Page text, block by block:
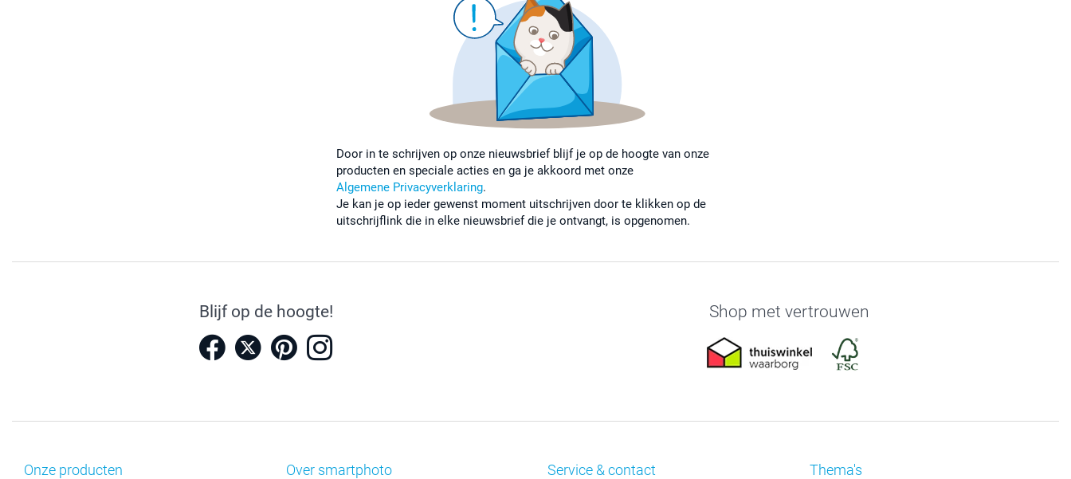
Door in te schrijven op onze nieuwsbrief blijf je op de hoogte van onze
producten en speciale acties en ga je akkoord met onze
Algemene Privacyverklaring.
Je kan je op ieder gewenst moment uitschrijven door te klikken op de
uitschrijflink die in elke nieuwsbrief die je ontvangt, is opgenomen.
Blijf op de hoogte! Shop met vertrouwen
Onze producten Over smartphoto Service & contact Thema's